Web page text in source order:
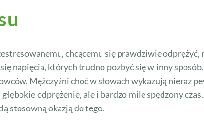
chcącemu się prawdziwie
napięcia, których trudno pozbyć się w inny
Mężczyźni choć w słowach wykazują nieraz
odprężenie, ale i bardzo mile spędzony
stosowną okazją do tego.